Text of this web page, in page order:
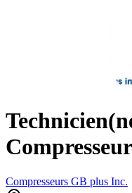
Compresseurs GB plus Inc.